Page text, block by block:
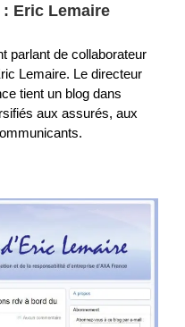
: Eric Lemaire
parlant de collaborateur
Lemaire. Le directeur
tient un blog dans
aux assurés, aux